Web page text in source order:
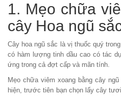
1. Mẹo chữa
cây Hoa ngũ
Cây hoa ngũ sắc là vị thuốc quý
có hàm lượng tinh dầu cao có tác
ứng trong cả đợt cấp và mãn tính.
Mẹo chữa viêm xoang bằng cây
hiện, trước tiên bạn chọn lấy cây